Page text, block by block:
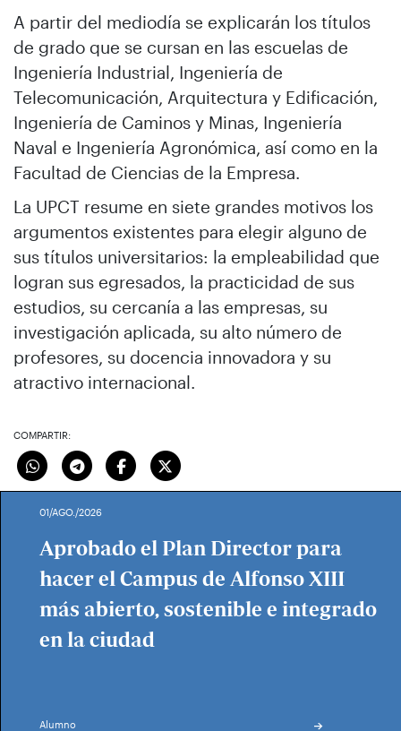
A partir del mediodía se explicarán los títulos
de grado que se cursan en las escuelas de
Ingeniería Industrial, Ingeniería de
Telecomunicación, Arquitectura y Edificación,
Ingeniería de Caminos y Minas, Ingeniería
Naval e Ingeniería Agronómica, así como en la
Facultad de Ciencias de la Empresa.
La UPCT resume en siete grandes motivos los
argumentos existentes para elegir alguno de
sus títulos universitarios: la empleabilidad que
logran sus egresados, la practicidad de sus
estudios, su cercanía a las empresas, su
investigación aplicada, su alto número de
profesores, su docencia innovadora y su
atractivo internacional.
COMPARTIR:
01/AGO./2026
Aprobado el Plan Director para
hacer el Campus de Alfonso XIII
más abierto, sostenible e integrado
en la ciudad
Alumno